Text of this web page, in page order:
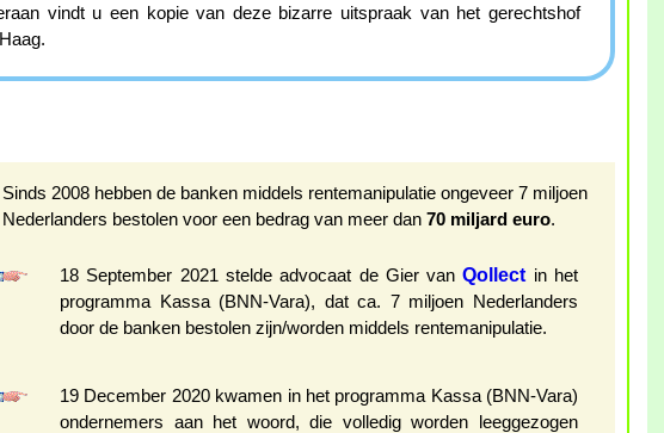
vindt u een kopie van deze bizarre uitspraak van het gerechtshof
Sinds 2008 hebben de banken middels rentemanipulatie ongeveer 7 miljoen
Nederlanders bestolen voor een bedrag van meer dan 70 miljard euro.
18 September 2021 stelde advocaat de Gier vanQollect in het
programma Kassa (BNN-Vara), dat ca. 7 miljoen Nederlanders
door de banken bestolen zijn/worden middels rentemanipulatie.
19 December 2020 kwamen in het programma Kassa (BNN-Vara)
ondernemers aan het woord, die volledig worden leeggezogen